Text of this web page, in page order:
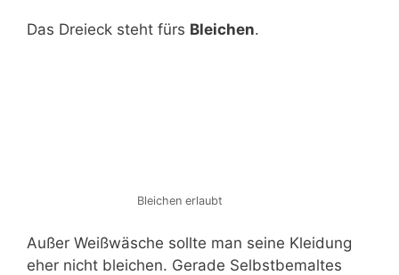
Das Dreieck steht fürs Bleichen.
Bleichen erlaubt
Außer Weißwäsche sollte man seine Kleidung
eher nicht bleichen. Gerade Selbstbemaltes